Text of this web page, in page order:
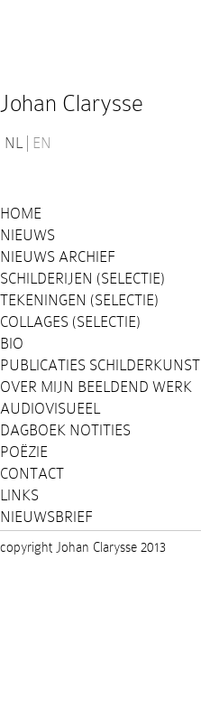
Johan Clarysse
NL EN
HOME
NIEUWS
NIEUWS ARCHIEF
SCHILDERIJEN (SELECTIE)
TEKENINGEN (SELECTIE)
COLLAGES (SELECTIE)
BIO
PUBLICATIES SCHILDERKUNST
OVER MIJN BEELDEND WERK
AUDIOVISUEEL
DAGBOEK NOTITIES
POËZIE
CONTACT
LINKS
NIEUWSBRIEF
copyright Johan Clarysse 2013